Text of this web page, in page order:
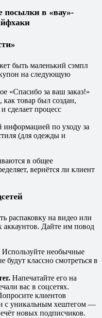
посылки в «вау»-
быть маленький сэмпл
на следующую
«Спасибо за ваш заказ!»
как товар был создан,
сделает процесс
информацией по уходу за
(для одежды и
в общее
вернётся ли клиент
распаковку на видео или
аккаунтов. Дайте им повод
Используйте необычные
будут классно смотреться в
Напечатайте его на
вас в соцсетях.
клиентов
с уникальным хештегом —
новых подписчиков.